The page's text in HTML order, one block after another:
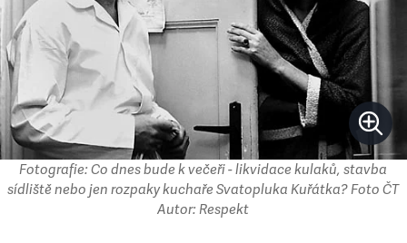
Fotografie: Co dnes bude k večeři - likvidace kulaků, stavba
sídliště nebo jen rozpaky kuchaře Svatopluka Kuřátka? Foto ČT
Autor: Respekt